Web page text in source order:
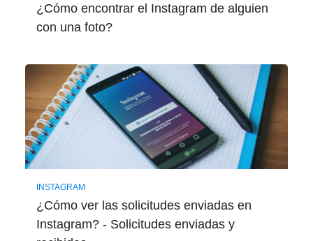
¿Cómo encontrar el Instagram de alguien
con una foto?
INSTAGRAM
¿Cómo ver las solicitudes enviadas en
Instagram? - Solicitudes enviadas y